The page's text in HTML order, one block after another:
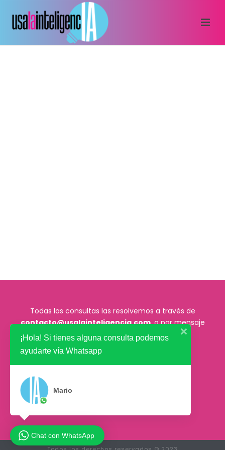
Todas las consultas las resolvemos a través de
contacto@usalainteligencia.com, o por mensaje
directo en nuestras redes sociales.
¡Hola! Si tienes alguna consulta podemos
ayudarte vía Whatsapp
Mario
Chat con WhatsApp